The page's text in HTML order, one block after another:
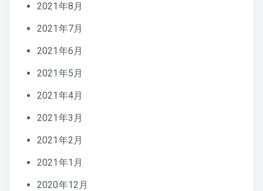
2021年8月
2021年7月
2021年6月
2021年5月
2021年4月
2021年3月
2021年2月
2021年1月
2020年12月